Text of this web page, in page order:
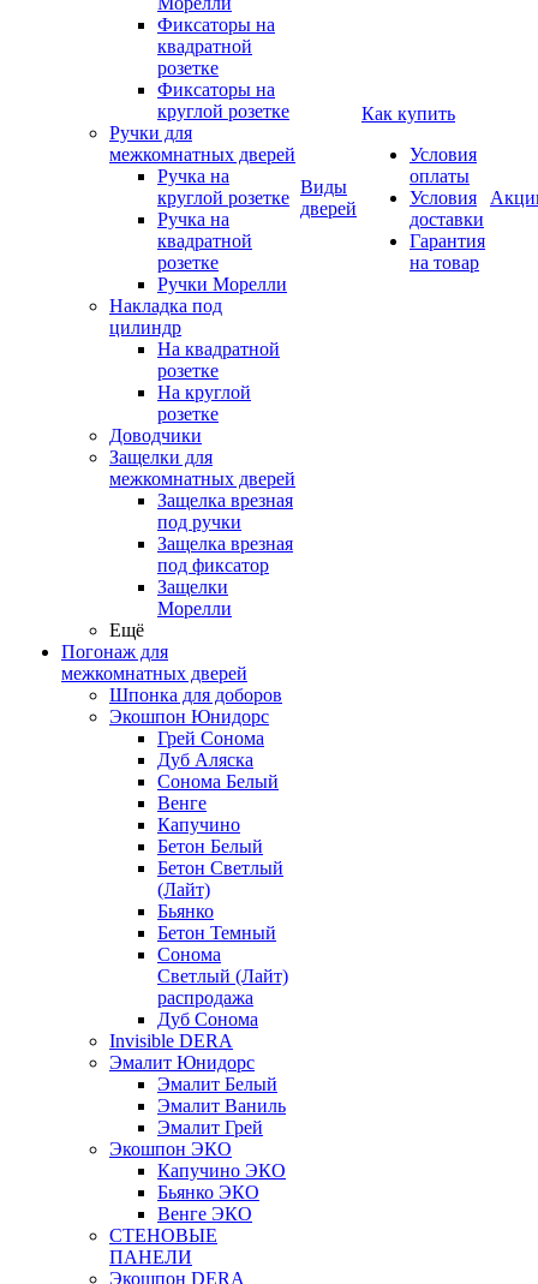
Фиксаторы на
квадратной
розетке
Фиксаторы на
круглой розетке
Ручки для
межкомнатных дверей
Ручка на
круглой розетке
Ручка на
квадратной
розетке
Ручки Морелли
Накладка под
цилиндр
На квадратной
розетке
На круглой
розетке
Доводчики
Защелки для
межкомнатных дверей
Защелка врезная
под ручки
Защелка врезная
под фиксатор
Защелки
Морелли
Ещё
Погонаж для
межкомнатных дверей
Шпонка для доборов
Экошпон Юнидорс
Грей Сонома
Дуб Аляска
Сонома Белый
Венге
Капучино
Бетон Белый
Бетон Светлый
(Лайт)
Бьянко
Бетон Темный
Сонома
Светлый (Лайт)
распродажа
Дуб Сонома
Invisible DERA
Эмалит Юнидорс
Эмалит Белый
Эмалит Ваниль
Эмалит Грей
Экошпон ЭКО
Капучино ЭКО
Бьянко ЭКО
Венге ЭКО
СТЕНОВЫЕ
ПАНЕЛИ
Экошпон DERA
Виды
дверей
Как купить
Условия
оплаты
Условия
доставки
Гарантия
на товар